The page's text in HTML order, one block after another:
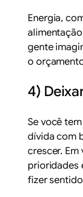
Energia,
gente
o
4)
Se você
dívida com
crescer. Em
prioridades
fizer